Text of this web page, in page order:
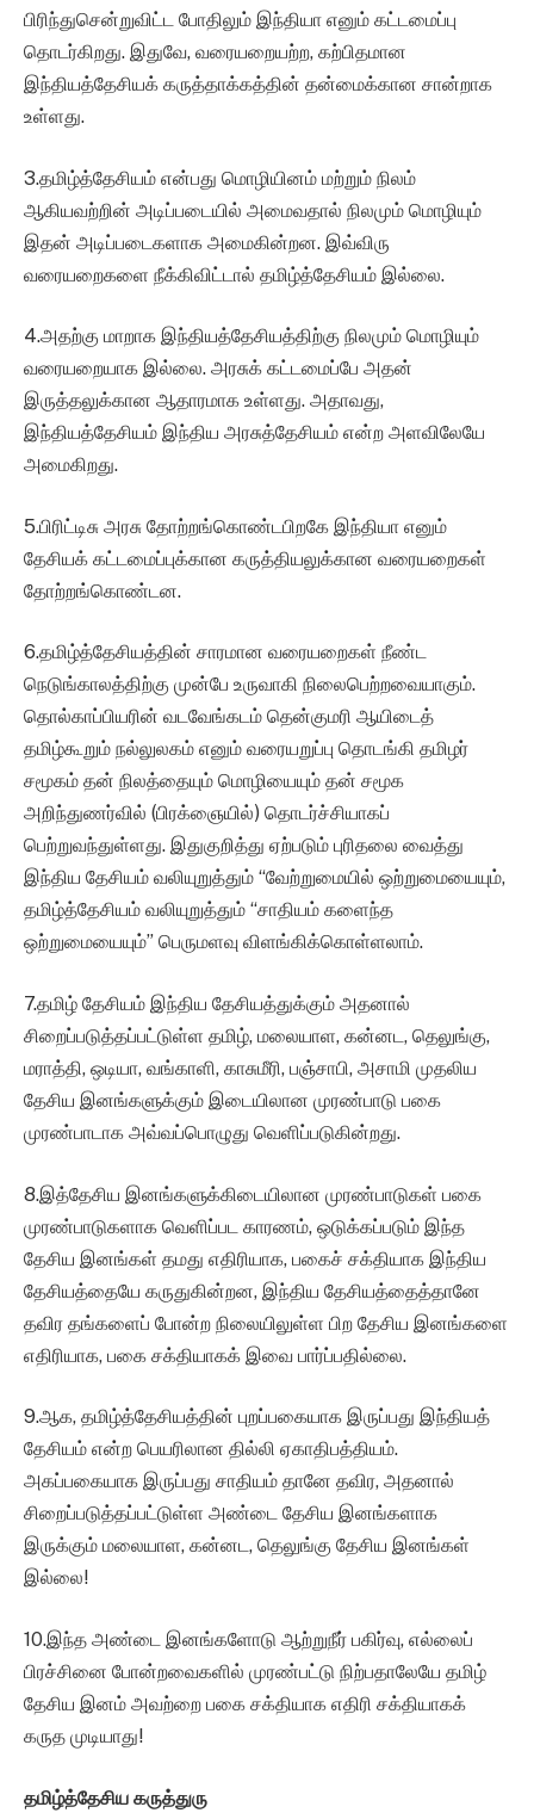
பிரிந்துசென்றுவிட்ட போதிலும் இந்தியா எனும் கட்டமைப்பு
தொடர்கிறது. இதுவே, வரையறையற்ற, கற்பிதமான
இந்தியத்தேசியக் கருத்தாக்கத்தின் தன்மைக்கான சான்றாக
உள்ளது.
3.தமிழ்த்தேசியம் என்பது மொழியினம் மற்றும் நிலம்
ஆகியவற்றின் அடிப்படையில் அமைவதால் நிலமும் மொழியும்
இதன் அடிப்படைகளாக அமைகின்றன. இவ்விரு
வரையறைகளை நீக்கிவிட்டால் தமிழ்த்தேசியம் இல்லை.
4.அதற்கு மாறாக இந்தியத்தேசியத்திற்கு நிலமும் மொழியும்
வரையறையாக இல்லை. அரசுக் கட்டமைப்பே அதன்
இருத்தலுக்கான ஆதாரமாக உள்ளது. அதாவது,
இந்தியத்தேசியம் இந்திய அரசுத்தேசியம் என்ற அளவிலேயே
அமைகிறது.
5.பிரிட்டிசு அரசு தோற்றங்கொண்டபிறகே இந்தியா எனும்
தேசியக் கட்டமைப்புக்கான கருத்தியலுக்கான வரையறைகள்
தோற்றங்கொண்டன.
6.தமிழ்த்தேசியத்தின் சாரமான வரையறைகள் நீண்ட
நெடுங்காலத்திற்கு முன்பே உருவாகி நிலைபெற்றவையாகும்.
தொல்காப்பியரின் வடவேங்கடம் தென்குமரி ஆயிடைத்
தமிழ்கூறும் நல்லுலகம் எனும் வரையறுப்பு தொடங்கி தமிழர்
சமூகம் தன் நிலத்தையும் மொழியையும் தன் சமூக
அறிந்துணர்வில் (பிரக்ஞையில்) தொடர்ச்சியாகப்
பெற்றுவந்துள்ளது. இதுகுறித்து ஏற்படும் புரிதலை வைத்து
இந்திய தேசியம் வலியுறுத்தும் “வேற்றுமையில் ஒற்றுமையையும்,
தமிழ்த்தேசியம் வலியுறுத்தும் “சாதியம் களைந்த
ஒற்றுமையையும்” பெருமளவு விளங்கிக்கொள்ளலாம்.
7.தமிழ் தேசியம் இந்திய தேசியத்துக்கும் அதனால்
சிறைப்படுத்தப்பட்டுள்ள தமிழ், மலையாள, கன்னட, தெலுங்கு,
மராத்தி, ஒடியா, வங்காளி, காசுமீரி, பஞ்சாபி, அசாமி முதலிய
தேசிய இனங்களுக்கும் இடையிலான முரண்பாடு பகை
முரண்பாடாக அவ்வப்பொழுது வெளிப்படுகின்றது.
8.இத்தேசிய இனங்களுக்கிடையிலான முரண்பாடுகள் பகை
முரண்பாடுகளாக வெளிப்பட காரணம், ஒடுக்கப்படும் இந்த
தேசிய இனங்கள் தமது எதிரியாக, பகைச் சக்தியாக இந்திய
தேசியத்தையே கருதுகின்றன, இந்திய தேசியத்தைத்தானே
தவிர தங்களைப் போன்ற நிலையிலுள்ள பிற தேசிய இனங்களை
எதிரியாக, பகை சக்தியாகக் இவை பார்ப்பதில்லை.
9.ஆக, தமிழ்த்தேசியத்தின் புறப்பகையாக இருப்பது இந்தியத்
தேசியம் என்ற பெயரிலான தில்லி ஏகாதிபத்தியம்.
அகப்பகையாக இருப்பது சாதியம் தானே தவிர, அதனால்
சிறைப்படுத்தப்பட்டுள்ள அண்டை தேசிய இனங்களாக
இருக்கும் மலையாள, கன்னட, தெலுங்கு தேசிய இனங்கள்
இல்லை!
10.இந்த அண்டை இனங்களோடு ஆற்றுநீர் பகிர்வு, எல்லைப்
பிரச்சினை போன்றவைகளில் முரண்பட்டு நிற்பதாலேயே தமிழ்
தேசிய இனம் அவற்றை பகை சக்தியாக எதிரி சக்தியாகக்
கருத முடியாது!
தமிழ்த்தேசிய கருத்துரு